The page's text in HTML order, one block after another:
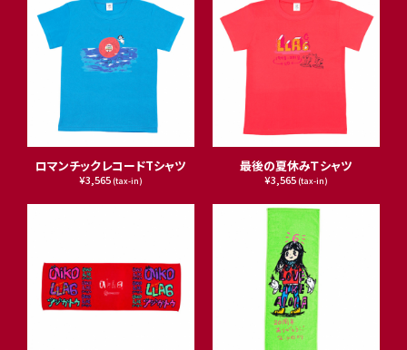
ロマンチックレコードTシャツ
¥3,565 (tax-in)
最後の夏休みＴシャツ
¥3,565 (tax-in)